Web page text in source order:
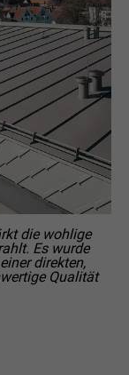
die wohlige
Es wurde
direkten,
Qualität